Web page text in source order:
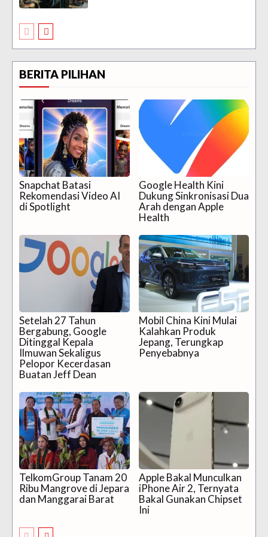
BERITA PILIHAN
Snapchat Batasi
Rekomendasi Video AI
di Spotlight
Google Health Kini
Dukung Sinkronisasi Dua
Arah dengan Apple
Health
Setelah 27 Tahun
Bergabung, Google
Ditinggal Kepala
Ilmuwan Sekaligus
Pelopor Kecerdasan
Buatan Jeff Dean
Mobil China Kini Mulai
Kalahkan Produk
Jepang, Terungkap
Penyebabnya
TelkomGroup Tanam 20
Ribu Mangrove di Jepara
dan Manggarai Barat
Apple Bakal Munculkan
iPhone Air 2, Ternyata
Bakal Gunakan Chipset
Ini